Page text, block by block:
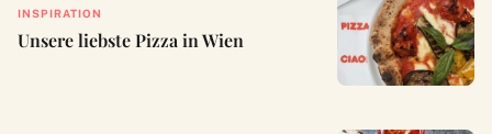
INSPIRATION
Unsere liebste Pizza in Wien